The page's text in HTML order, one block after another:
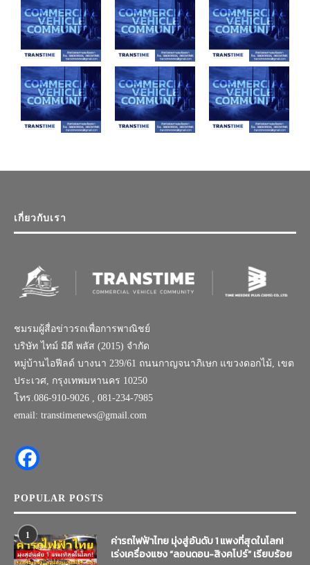
เกี่ยวกับเรา
ชมรมผู้สื่อข่าวรถเพื่อการพาณิชย์
บริษัท ไทม์ มีดี พลัส (2015) จำกัด
หมู่บ้านไอฟีลด์ บางนา 239/61 ถนนกาญจนาภิเษก แขวงดอกไม้, เขต
ประเวศ, กรุงเทพมหานคร 10250
โทร.086-910-9026 , 081-234-7985
email: transtimenews@gmail.com
POPULAR POSTS
1
ค่ารถไฟฟ้าไทย มุ่งสู่อันดับ 1 แพงที่สุดในโลก!
เร่งเครื่องแซง “ลอนดอน-สิงคโปร์” เรียบร้อย